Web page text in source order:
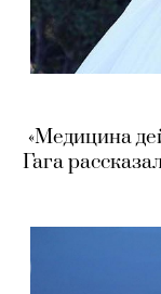
«Медицина
Гага